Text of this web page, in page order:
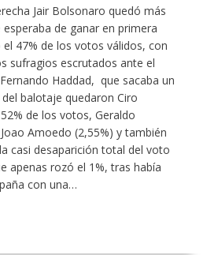
Jair Bolsonaro quedó más
de ganar en primera
47% de los votos válidos, con
sufragios escrutados ante el
Haddad, que sacaba un
balotaje quedaron Ciro
de los votos, Geraldo
Amoedo (2,55%) y también
casi desaparición total del voto
apenas rozó el 1%, tras había
con una…